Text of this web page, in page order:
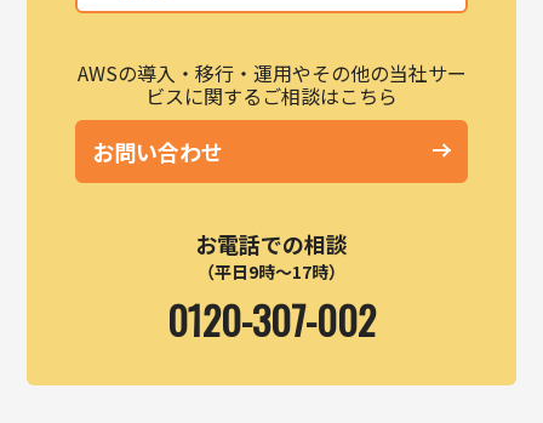
AWSの導入・移行・運用やその他の当社サー
ビスに関するご相談はこちら
お問い合わせ
お電話での相談
（平日9時～17時）
0120-307-002